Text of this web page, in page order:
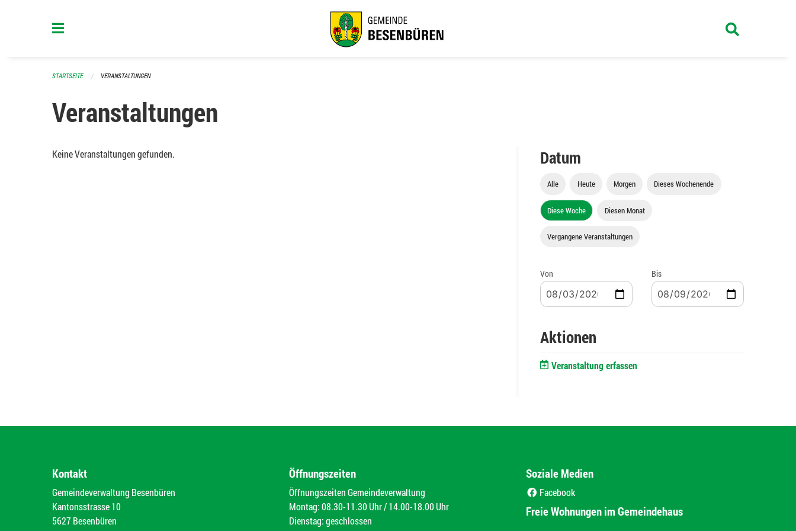
STARTSEITE VERANSTALTUNGEN
Veranstaltungen
Keine Veranstaltungen gefunden. Datum
Alle Heute Morgen Dieses Wochenende
Diese Woche Diesen Monat
Vergangene Veranstaltungen
Von Bis
Aktionen
Veranstaltung erfassen
Kontakt
Gemeindeverwaltung Besenbüren
Kantonsstrasse 10
5627 Besenbüren
Öffnungszeiten
Öffnungszeiten Gemeindeverwaltung
Montag: 08.30-11.30 Uhr / 14.00-18.00 Uhr
Dienstag: geschlossen
Soziale Medien
Facebook
Freie Wohnungen im Gemeindehaus